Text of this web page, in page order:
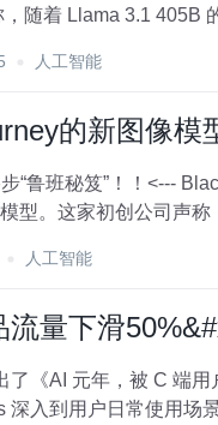
随着 Llama 3.1 405B
人工智能
的新图像模
由前Stability.ai开发人员创立的AI初创公司，旨在为图像和视频创
型。这家初创公司声
人工智能
量下滑
了《AI 元年，被 C 端
深入到用户日常使用场